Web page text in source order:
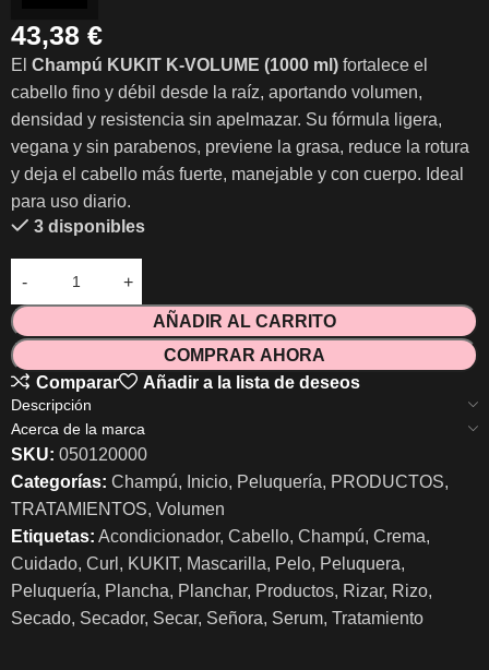
43,38 €
El Champú KUKIT K-VOLUME (1000 ml) fortalece el
cabello fino y débil desde la raíz, aportando volumen,
densidad y resistencia sin apelmazar. Su fórmula ligera,
vegana y sin parabenos, previene la grasa, reduce la rotura
y deja el cabello más fuerte, manejable y con cuerpo. Ideal
para uso diario.
3 disponibles
AÑADIR AL CARRITO
COMPRAR AHORA
Comparar
Añadir a la lista de deseos
Descripción
Acerca de la marca
SKU: 050120000
Categorías: Champú, Inicio, Peluquería, PRODUCTOS,
TRATAMIENTOS, Volumen
Etiquetas: Acondicionador, Cabello, Champú, Crema,
Cuidado, Curl , KUKIT, Mascarilla, Pelo, Peluquera,
Peluquería, Plancha, Planchar, Productos, Rizar, Rizo,
Secado, Secador, Secar, Señora, Serum, Tratamiento